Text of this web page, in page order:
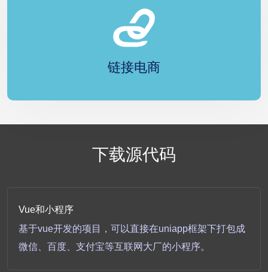
链接电商
下载源代码
Vue和小程序
基于vue开发的项目，可以直接在uniapp框架下打包成
微信、百度、支付宝等互联网大厂的小程序。